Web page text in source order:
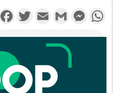
PartagerFacebookTwitterEmail Gmail